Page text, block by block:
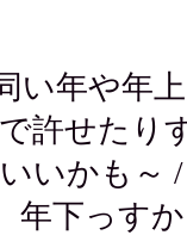
い年や年
許せた
いかも～
下っすか